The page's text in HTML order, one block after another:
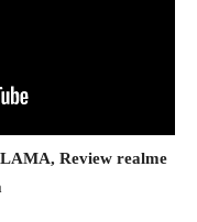
Review realme